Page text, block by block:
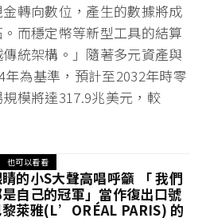
轉向數位，產生的數據將成
而穩定幣等新型工具的結算
統架構。」隨著多元資產與
為基準，預計至2032年時零
模將達317.9兆美元，較
也可以看看
的小S大聲高唱呼籲 「 我們
自己的冠軍」當作復出口號
萊雅(L’ORÉAL PARIS) 的